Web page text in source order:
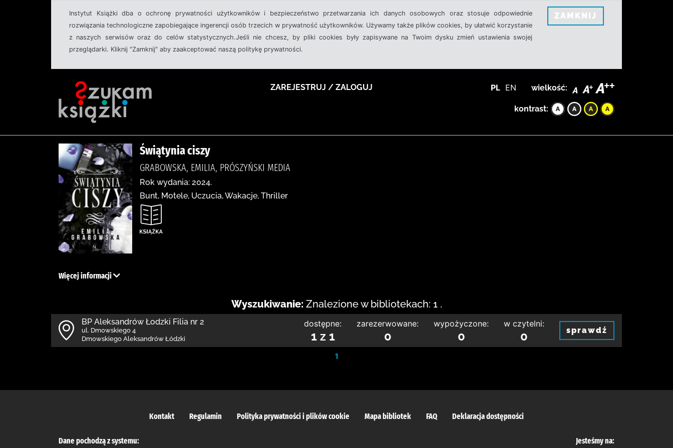
Instytut Książki dba o ochronę prywatności użytkowników i bezpieczeństwo przetwarzania ich danych osobowych oraz stosuje odpowiednie
rozwiązania technologiczne zapobiegające ingerencji osób trzecich w prywatność użytkowników. Używamy także plików cookies, by ułatwić korzystanie
z naszych serwisów oraz do celów statystycznych.Jeśli nie chcesz, by pliki cookies były zapisywane na Twoim dysku zmień ustawienia swojej
przeglądarki. Kliknij "Zamknij" aby zaakceptować naszą politykę prywatności.
ZAMKNIJ
ZAREJESTRUJ / ZALOGUJ PL EN wielkość:
kontrast:
Świątynia ciszy
GRABOWSKA, EMILIA, PRÓSZYŃSKI MEDIA
Rok wydania: 2024.
Bunt, Motele, Uczucia, Wakacje, Thriller
Więcej informacji
Wyszukiwanie: Znalezione w bibliotekach: 1 .
BP Aleksandrów Łodzki Filia nr 2
ul. Dmowskiego 4
Dmowskiego Aleksandrów Łódzki
dostępne:
1 z 1
zarezerwowane:
0
wypożyczone:
0
w czytelni:
0 sprawdź
1
Kontakt Regulamin Polityka prywatności i plików cookie Mapa bibliotek FAQ Deklaracja dostępności
Dane pochodzą z systemu: Jesteśmy na: